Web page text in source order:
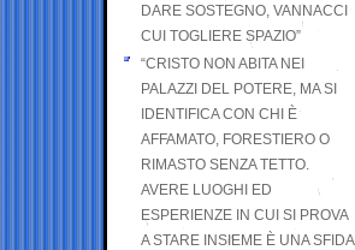
DARE SOSTEGNO, VANNACCI
CUI TOGLIERE SPAZIO”
“CRISTO NON ABITA NEI
PALAZZI DEL POTERE, MA SI
IDENTIFICA CON CHI È
AFFAMATO, FORESTIERO O
RIMASTO SENZA TETTO.
AVERE LUOGHI ED
ESPERIENZE IN CUI SI PROVA
A STARE INSIEME È UNA SFIDA